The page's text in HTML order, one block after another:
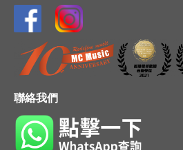
聯絡我們